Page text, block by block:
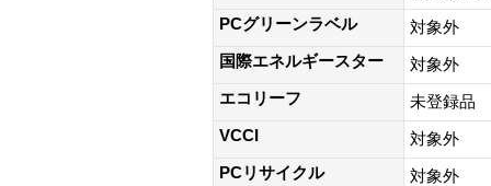
PCグリーンラベル
対象外
国際エネルギースター
対象外
エコリーフ
未登録品
VCCI
対象外
PCリサイクル
対象外